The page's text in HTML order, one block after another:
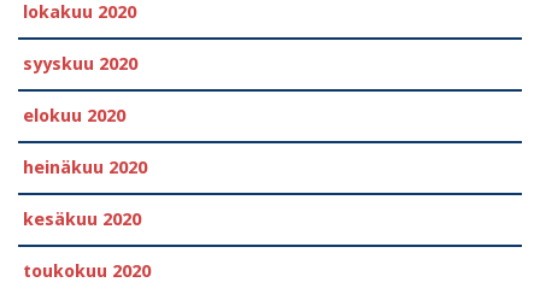
lokakuu 2020
syyskuu 2020
elokuu 2020
heinäkuu 2020
kesäkuu 2020
toukokuu 2020